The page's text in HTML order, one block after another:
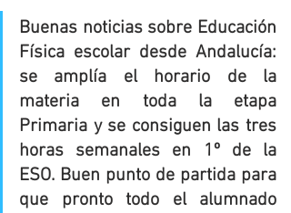
Buenas noticias sobre Educación
Física escolar desde Andalucía:
se amplía el horario de la
materia en toda la etapa
Primaria y se consiguen las tres
horas semanales en 1º de la
ESO. Buen punto de partida para
que pronto todo el alumnado